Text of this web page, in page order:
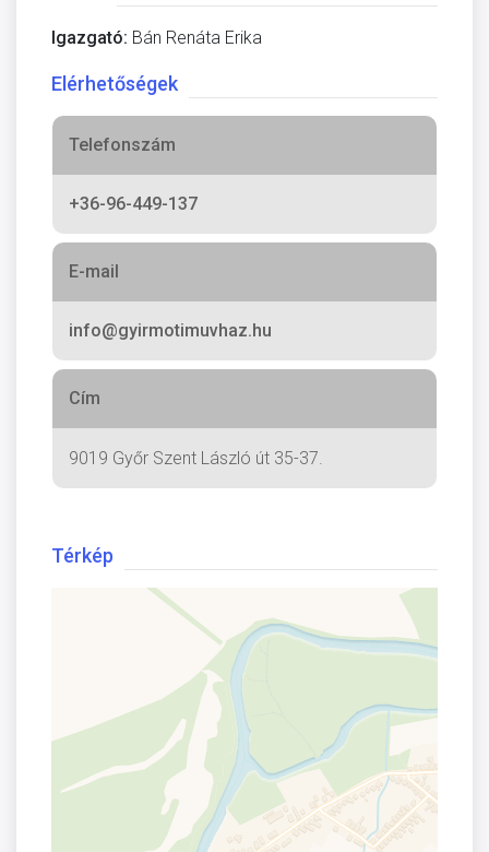
Igazgató: Bán Renáta Erika
Elérhetőségek
Telefonszám
+36-96-449-137
E-mail
info@gyirmotimuvhaz.hu
Cím
9019 Győr Szent László út 35-37.
Térkép